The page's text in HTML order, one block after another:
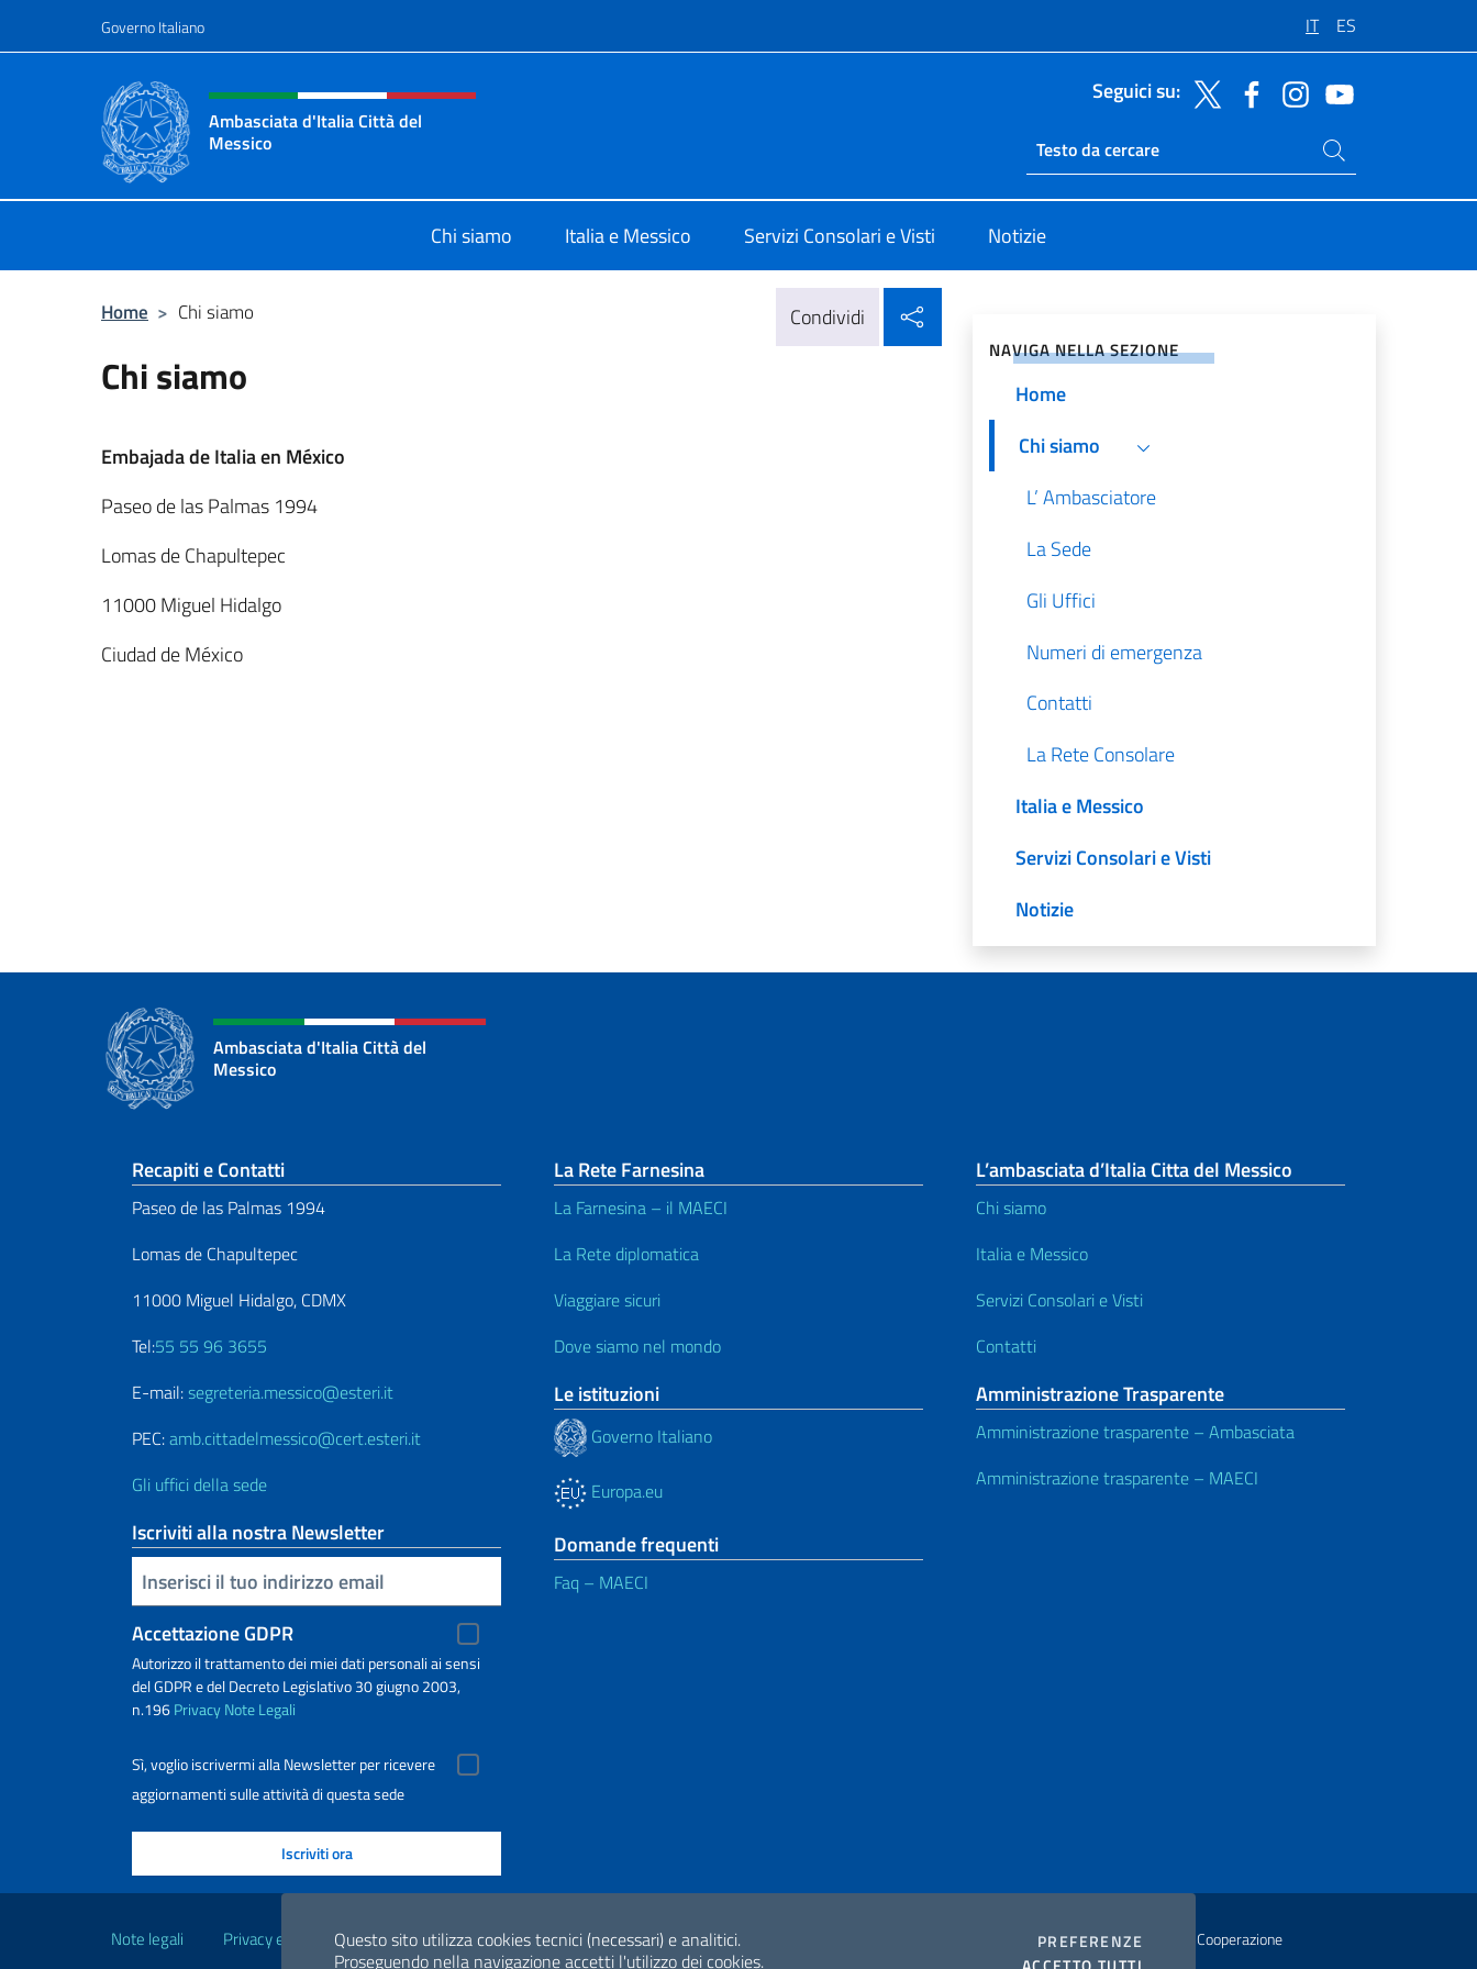
Questo sito utilizza cookies tecnici (necessari) e analitici.
Proseguendo nella navigazione accetti l'utilizzo dei cookies.
PREFERENZE COOKIES
Governo Italiano IT ES
Intestazione sito, social e menù
Ambasciata d'Italia Città del
Messico
Seguici su:
Ricerca sito live
Cerca nel sito
Chi siamo Italia e Messico Servizi Consolari e Visti Notizie
Home > Chi siamo Condividi
Chi siamo
Embajada de Italia en México
Paseo de las Palmas 1994
Lomas de Chapultepec
11000 Miguel Hidalgo
Ciudad de México
NAVIGA NELLA SEZIONE
Home
Chi siamo
L’ Ambasciatore
La Sede
Gli Uffici
Numeri di emergenza
Contatti
La Rete Consolare
Italia e Messico
Servizi Consolari e Visti
Notizie
Ambasciata d'Italia Città del
Messico
Sezione footer
Recapiti e Contatti
Paseo de las Palmas 1994
Lomas de Chapultepec
11000 Miguel Hidalgo, CDMX
Tel:55 55 96 3655
E-mail:segreteria.messico@esteri.it
PEC:amb.cittadelmessico@cert.esteri.it
Gli uffici della sede
Iscriviti alla nostra Newsletter
Inserisci la tua email
Accettazione GDPR
Autorizzo il trattamento dei miei dati personali ai sensi
del GDPR e del Decreto Legislativo 30 giugno 2003,
n.196PrivacyNote Legali
Sì, voglio iscrivermi alla Newsletter per ricevere
aggiornamenti sulle attività di questa sede
La Rete Farnesina
La Farnesina – il MAECI
La Rete diplomatica
Viaggiare sicuri
Dove siamo nel mondo
Le istituzioni
Governo Italiano
Europa.eu
Domande frequenti
Faq – MAECI
L’ambasciata d’Italia Citta del Messico
Chi siamo
Italia e Messico
Servizi Consolari e Visti
Contatti
Amministrazione Trasparente
Amministrazione trasparente – Ambasciata
Amministrazione trasparente – MAECI
Note legali Privacy e cookie policy Dichiarazione di accessibilità
2026 Copyright Ministero degli Affari Esteri e della Cooperazione